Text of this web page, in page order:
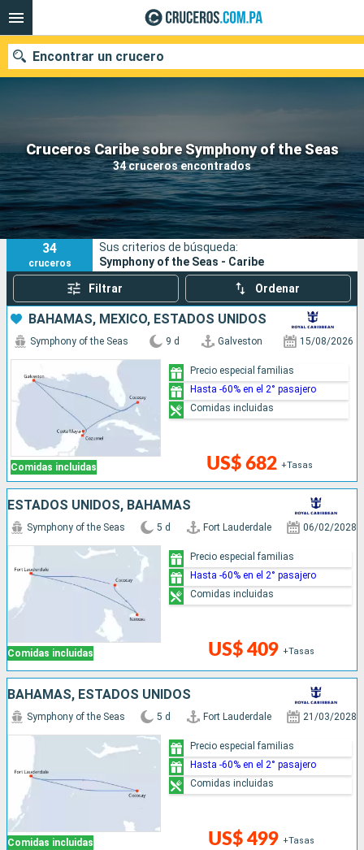
Cruceros Caribe sobre Symphony of the Seas
34 cruceros encontrados
Encontrar un crucero
Nuestros destinos
Fecha de salida
Puertos Compañías
Buscar
34
cruceros
Sus criterios de búsqueda:
Symphony of the Seas - Caribe
Filtrar Ordenar
BAHAMAS, MÉXICO, ESTADOS UNIDOS
Comidas incluidas
Symphony of the Seas 9 d Galveston 15/08/2026
US$ 682 +Tasas
Precio especial familias
Hasta -60% en el 2° pasajero
Comidas incluidas
ESTADOS UNIDOS, BAHAMAS
Comidas incluidas
Symphony of the Seas 5 d Fort Lauderdale 06/02/2028
US$ 409 +Tasas
Precio especial familias
Hasta -60% en el 2° pasajero
Comidas incluidas
BAHAMAS, ESTADOS UNIDOS
Comidas incluidas
Symphony of the Seas 5 d Fort Lauderdale 21/03/2028
US$ 499 +Tasas
Precio especial familias
Hasta -60% en el 2° pasajero
Comidas incluidas